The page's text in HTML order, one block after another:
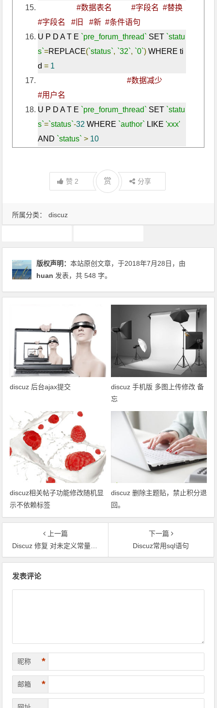
#数据表名          #字段名  #替换
#字段名   #旧   #新  #条件语句
U P D A T E `pre_forum_thread` SET `statu
s`=REPLACE(`status`, `32`, `0`) WHERE ti
d = 1
#数据减少
#用户名
U P D A T E `pre_forum_thread` SET `statu
s`=`status`-32 WHERE `author` LIKE 'xxx'
AND `status` > 10
赞 2 赏 分享
所属分类： discuz
版权声明：本站原创文章，于2018年7月28日，由
huan 发表，共 548 字。
discuz 后台ajax提交
discuz 手机版 多图上传修改 备
忘
discuz相关帖子功能修改随机显
示不依赖标签
discuz 删除主题贴，禁止积分退
回。
上一篇
Discuz 修复 对未定义常量(MYSQL_ASSOC)的使用
下一篇
Discuz常用sql语句
发表评论
昵称 *
邮箱 *